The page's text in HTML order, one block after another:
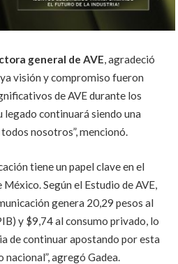
general de AVE, agradeció
visión y compromiso fueron
de AVE durante los
legado continuará siendo una
nosotros”, mencionó.
tiene un papel clave en el
Según el Estudio de AVE,
genera 20,29 pesos al
y $9,74 al consumo privado, lo
de continuar apostando por esta
agregó Gadea.